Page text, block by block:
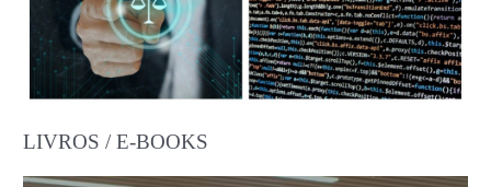
LIVROS / E-BOOKS